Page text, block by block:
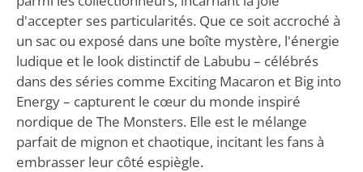
d'accepter ses particularités. Que ce soit accroché à
un sac ou exposé dans une boîte mystère, l'énergie
ludique et le look distinctif de Labubu – célébrés
dans des séries comme Exciting Macaron et Big into
Energy – capturent le cœur du monde inspiré
nordique de The Monsters. Elle est le mélange
parfait de mignon et chaotique, incitant les fans à
embrasser leur côté espiègle.